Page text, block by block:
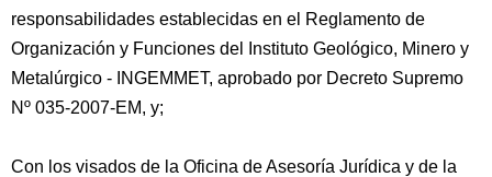
responsabilidades establecidas en el Reglamento de
Organización y Funciones del Instituto Geológico, Minero y
Metalúrgico - INGEMMET, aprobado por Decreto Supremo
Nº 035-2007-EM, y;
Con los visados de la Oficina de Asesoría Jurídica y de la